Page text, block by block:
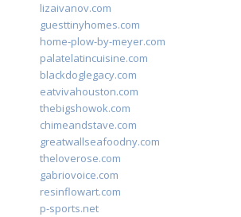
lizaivanov.com
guesttinyhomes.com
home-plow-by-meyer.com
palatelatincuisine.com
blackdoglegacy.com
eatvivahouston.com
thebigshowok.com
chimeandstave.com
greatwallseafoodny.com
theloverose.com
gabriovoice.com
resinflowart.com
p-sports.net